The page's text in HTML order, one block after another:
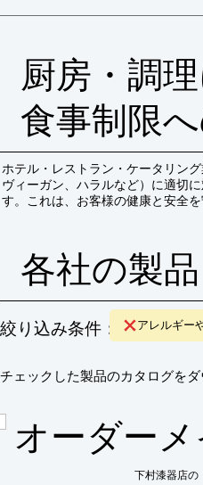
厨房・調
食事制限
ホテル・レストラン・ケータリン
ヴィーガン、ハラルなど）に適切
す。これは、お客様の健康と安全
め、事業の信頼性を向上させるた
各社の製品
絞り込み条件： アレルギー
ェックした製品のカタログをダ
オーダー
下村漆器店の